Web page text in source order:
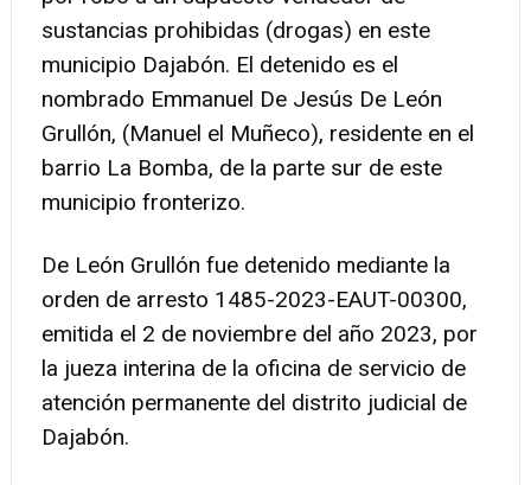
sustancias prohibidas (drogas) en este
municipio Dajabón. El detenido es el
nombrado Emmanuel De Jesús De León
Grullón, (Manuel el Muñeco), residente en el
barrio La Bomba, de la parte sur de este
municipio fronterizo.
De León Grullón fue detenido mediante la
orden de arresto 1485-2023-EAUT-00300,
emitida el 2 de noviembre del año 2023, por
la jueza interina de la oficina de servicio de
atención permanente del distrito judicial de
Dajabón.